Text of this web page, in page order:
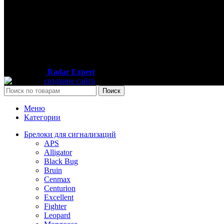
Radar Expert
создание сайта
Поиск
Меню
Категории
Брелоки для сигнализаций
APS
Alligator
Black Bug
Bruin
Cenmax
Centurion
Excellent
Fighter
Leopard